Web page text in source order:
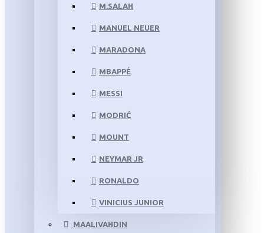
M.SALAH
MANUEL NEUER
MARADONA
MBAPPÉ
MESSI
MODRIĆ
MOUNT
NEYMAR JR
RONALDO
VINICIUS JUNIOR
MAALIVAHDIN